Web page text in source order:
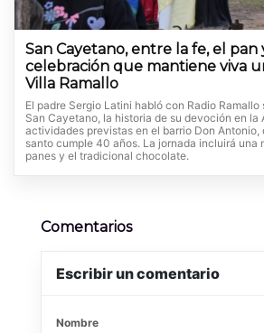
San Cayetano, entre la fe, el pan
celebración que mantiene viva
Villa Ramallo
El padre Sergio Latini habló con Radio
San Cayetano, la historia de su devoción en la
actividades previstas en el barrio Don Antonio,
santo cumple 40 años. La jornada incluirá una
panes y el tradicional chocolate.
Comentarios
Escribir un comentario
Nombre